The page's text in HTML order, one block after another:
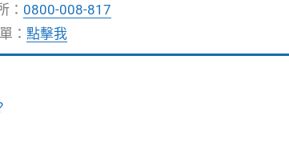
： 0800-008-817
： 點擊我